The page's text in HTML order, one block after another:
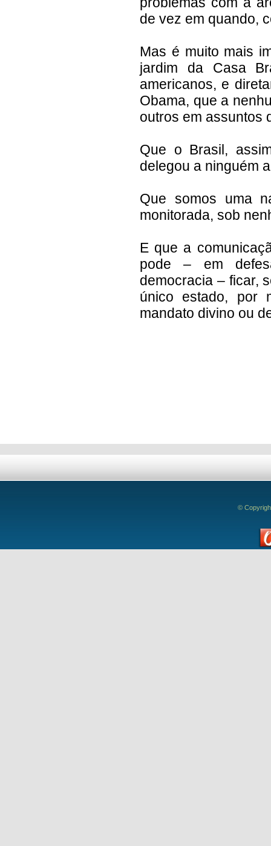
de vez em quando,
Mas é muito mais
jardim da Casa
americanos, e
Obama, que a
outros em assuntos
Que o Brasil,
delegou a ninguém
Que somos uma
monitorada, sob
E que a
pode – em
democracia – ficar,
único estado, por
mandato divino ou
©